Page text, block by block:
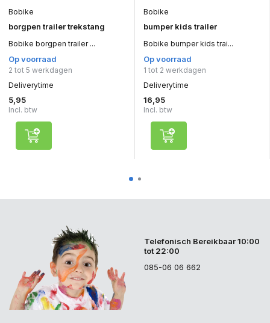
Bobike
borgpen trailer trekstang
Bobike borgpen trailer ...
Op voorraad
2 tot 5 werkdagen
Deliverytime
5,95
Incl. btw
Bobike
bumper kids trailer
Bobike bumper kids trai...
Op voorraad
1 tot 2 werkdagen
Deliverytime
16,95
Incl. btw
Telefonisch Bereikbaar 10:00
tot 22:00
085-06 06 662